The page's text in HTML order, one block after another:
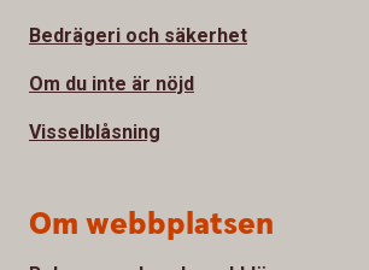
Bedrägeri och säkerhet
Om du inte är nöjd
Visselblåsning
Om webbplatsen